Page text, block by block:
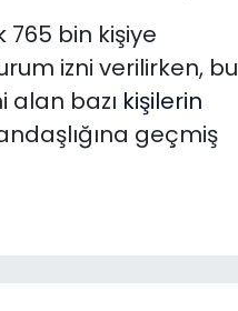
765 bin kişiye
izni verilirken, bu
alan bazı kişilerin
geçmiş